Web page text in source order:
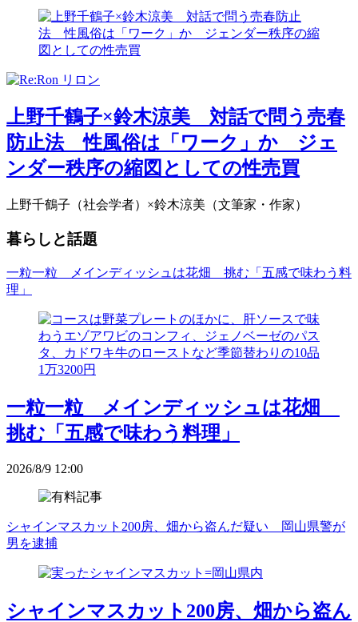
上野千鶴子×鈴木涼美 対話で問う売春
防止法 性風俗は「ワーク」か ジェ
ンダー秩序の縮図としての性売買
上野千鶴子（社会学者）×鈴木涼美（文筆家・作家）
暮らしと話題
一粒一粒 メインディッシュは花畑 挑む「五感で味わう料
理」
一粒一粒 メインディッシュは花畑
挑む「五感で味わう料理」
2026/8/9 12:00
シャインマスカット200房、畑から盗んだ疑い 岡山県警が
男を逮捕
シャインマスカット200房、畑から盗ん